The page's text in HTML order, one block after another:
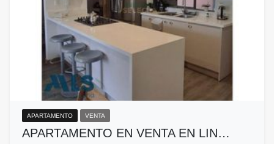
APARTAMENTO VENTA
APARTAMENTO EN VENTA EN LIN…